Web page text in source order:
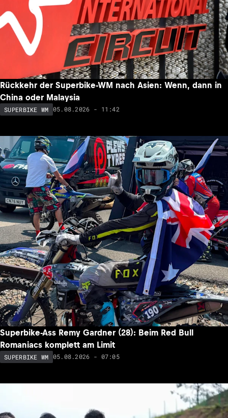
Rückkehr der Superbike-WM nach Asien: Wenn, dann in
China oder Malaysia
SUPERBIKE WM 05.08.2026 - 11:42
Superbike-Ass Remy Gardner (28): Beim Red Bull
Romaniacs komplett am Limit
SUPERBIKE WM 05.08.2026 - 07:05